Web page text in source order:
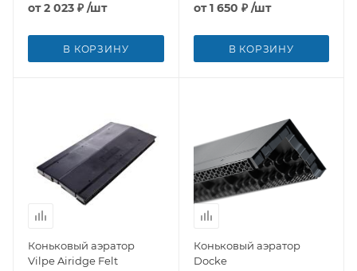
от2 023 ₽ /шт
В КОРЗИНУ
от1 650 ₽ /шт
В КОРЗИНУ
Коньковый аэратор
Vilpe Airidge Felt
Коньковый аэратор
Docke